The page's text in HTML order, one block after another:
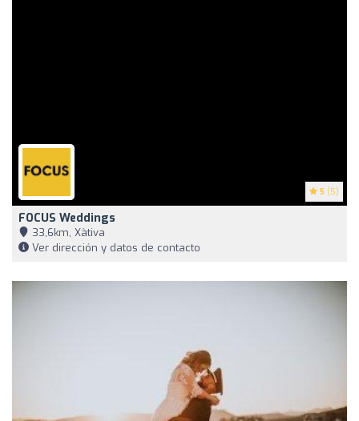
5 (5)
FOCUS Weddings
33,6km, Xàtiva
Ver dirección y datos de contacto